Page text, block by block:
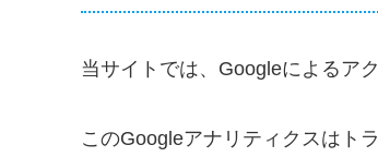
当サイトでは、Googleによるア
このGoogleアナリティクスはト